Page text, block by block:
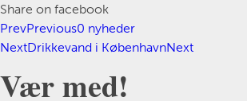
Share on facebook
PrevPrevious0 nyheder
NextDrikkevand i KøbenhavnNext
Vær med!